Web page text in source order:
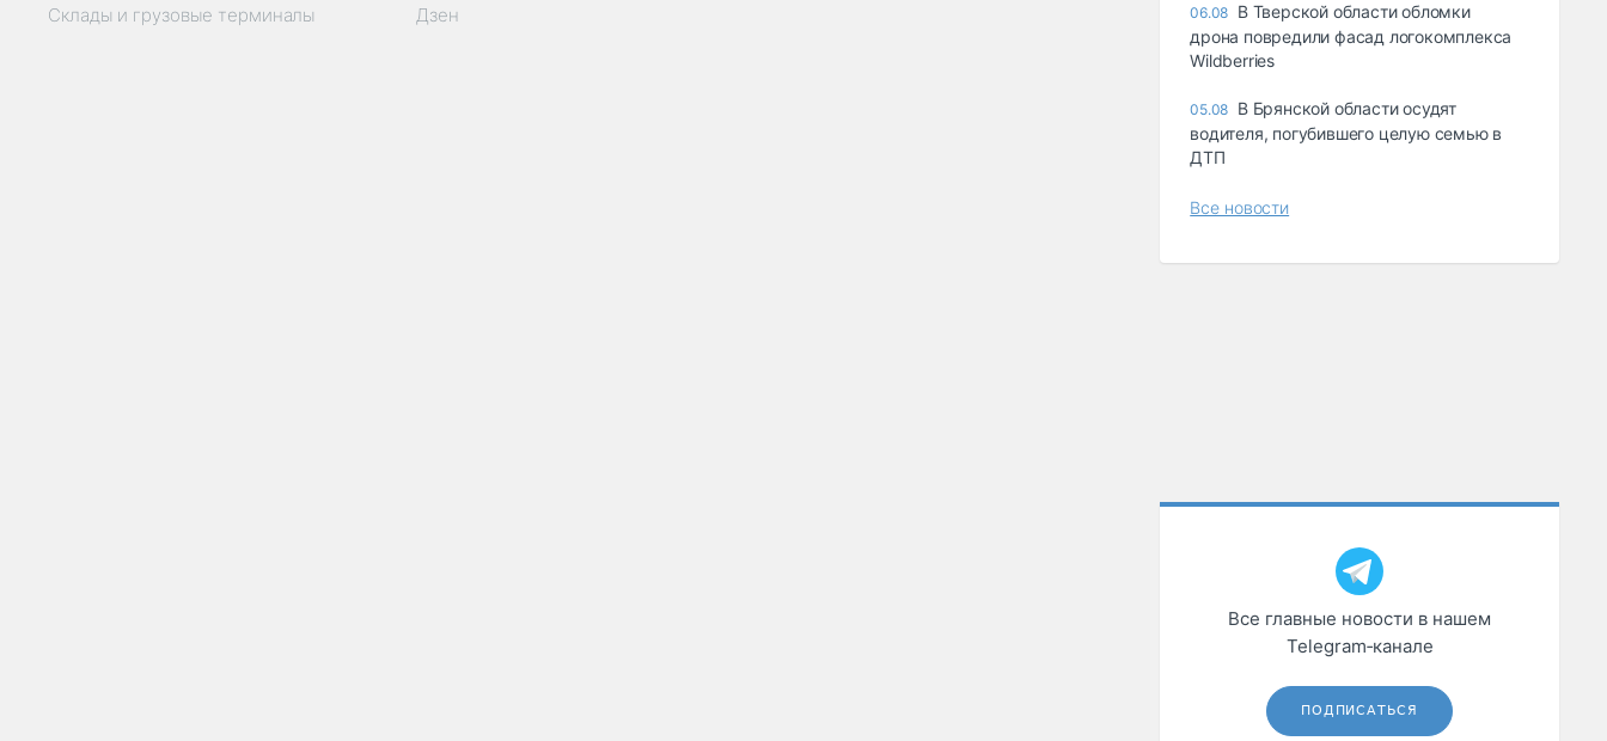
Склады и грузовые терминалы Дзен 06.08 В Тверской области обломки
дрона повредили фасад логокомплекса
Wildberries
05.08 В Брянской области осудят
водителя, погубившего целую семью в
ДТП
Все новости
Все главные новости в нашем
Telegram‑канале
ПОДПИСАТЬСЯ